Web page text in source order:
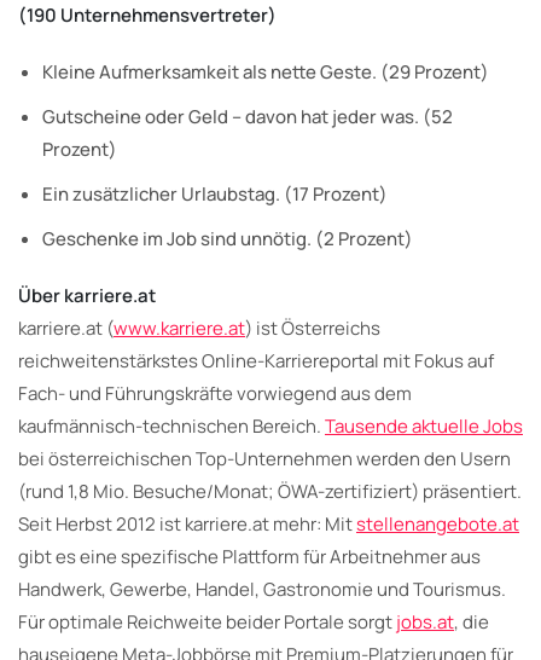
(190 Unternehmensvertreter)
Kleine Aufmerksamkeit als nette Geste. (29 Prozent)
Gutscheine oder Geld – davon hat jeder was. (52
Prozent)
Ein zusätzlicher Urlaubstag. (17 Prozent)
Geschenke im Job sind unnötig. (2 Prozent)
Über karriere.at
karriere.at (www.karriere.at) ist Österreichs
reichweitenstärkstes Online-Karriereportal mit Fokus auf
Fach- und Führungskräfte vorwiegend aus dem
kaufmännisch-technischen Bereich.Tausende aktuelle Jobs
bei österreichischen Top-Unternehmen werden den Usern
(rund 1,8 Mio. Besuche/Monat; ÖWA-zertifiziert) präsentiert.
Seit Herbst 2012 ist karriere.at mehr: Mitstellenangebote.at
gibt es eine spezifische Plattform für Arbeitnehmer aus
Handwerk, Gewerbe, Handel, Gastronomie und Tourismus.
Für optimale Reichweite beider Portale sorgtjobs.at, die
hauseigene Meta-Jobbörse mit Premium-Platzierungen für